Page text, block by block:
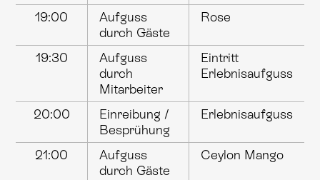
19:00
Aufguss
durch Gäste
Rose
19:30
Aufguss
durch
Mitarbeiter
Eintritt
Erlebnisaufguss
20:00
Einreibung /
Besprühung
Erlebnisaufguss
21:00
Aufguss
durch Gäste
Ceylon Mango